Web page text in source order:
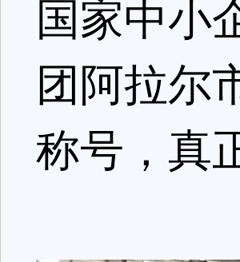
国家中小
团阿拉尔
称号，真